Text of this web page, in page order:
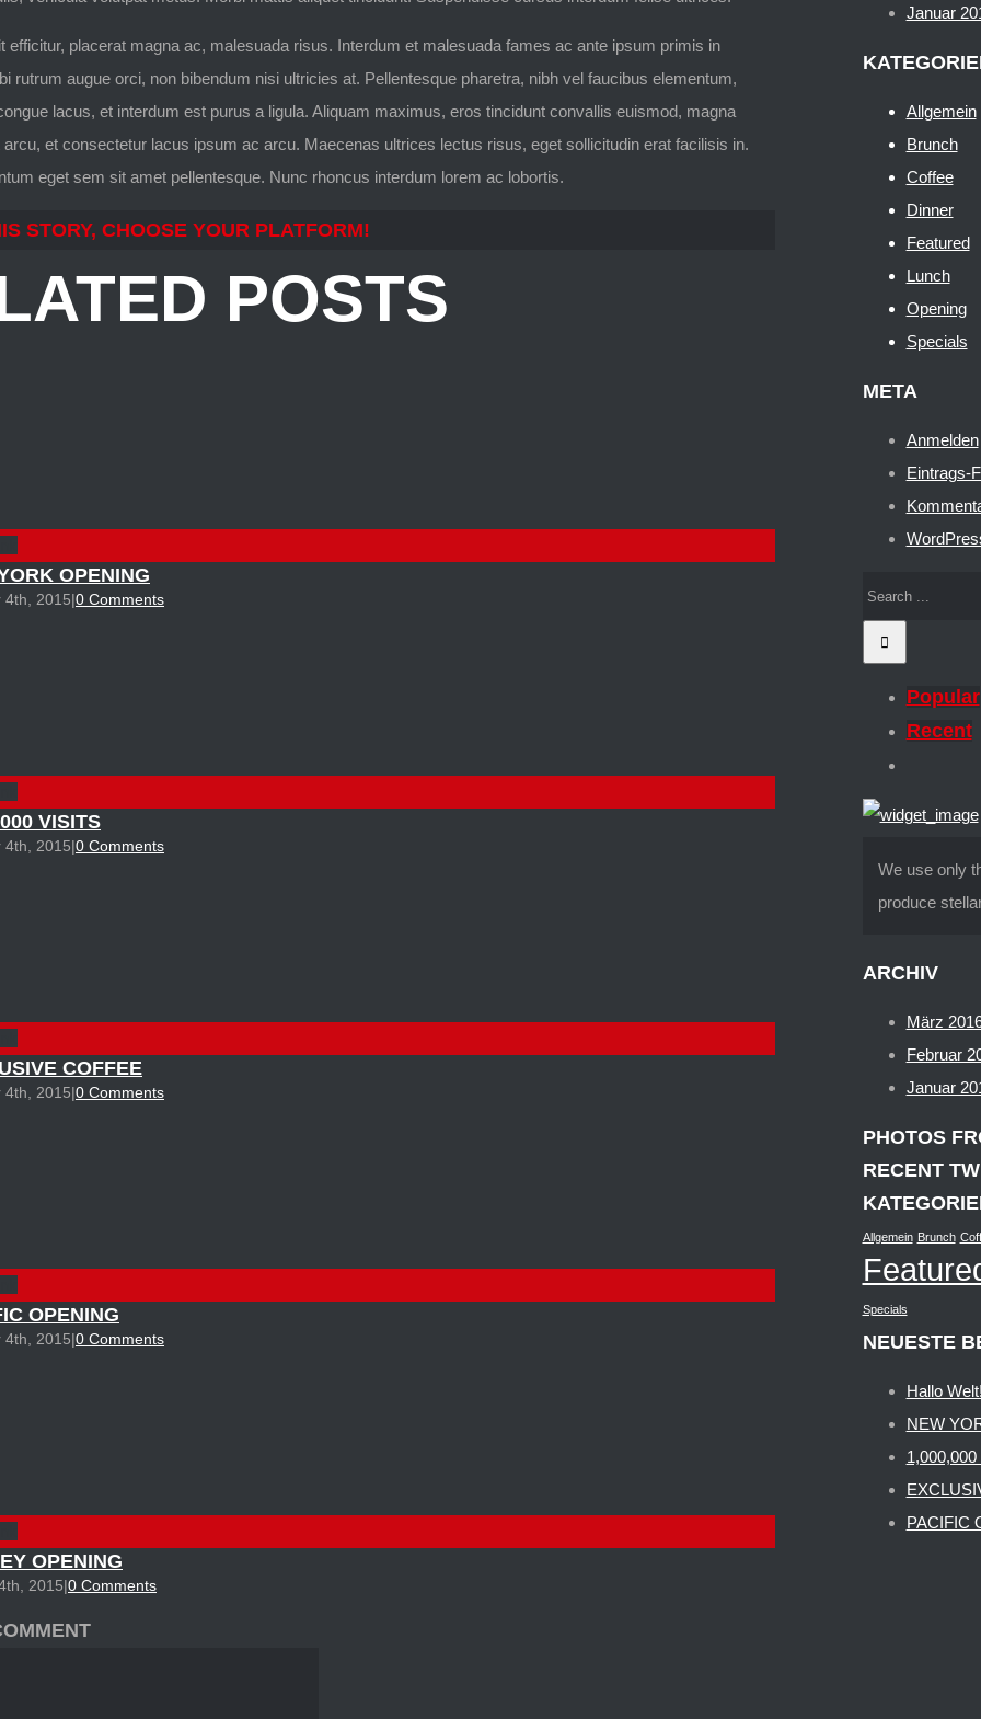
efficitur, placerat magna ac, malesuada risus. Interdum et malesuada fames ac ante ipsum primis in
rutrum augue orci, non bibendum nisi ultricies at. Pellentesque pharetra, nibh vel faucibus elementum,
lacus, et interdum est purus a ligula. Aliquam maximus, eros tincidunt convallis euismod, magna
arcu, et consectetur lacus ipsum ac arcu. Maecenas ultrices lectus risus, eget sollicitudin erat facilisis in.
eget sem sit amet pellentesque. Nunc rhoncus interdum lorem ac lobortis.
STORY, CHOOSE YOUR PLATFORM!
POSTS
OPENING
4th, 2015|0 Comments
VISITS
4th, 2015|0 Comments
COFFEE
4th, 2015|0 Comments
OPENING
4th, 2015|0 Comments
OPENING
2015|0 Comments
Januar
Allgemein
Brunch
Coffee
Dinner
Featured
Lunch
Opening
Specials
META
Anmelden
Eintrags-
Popular
Recent
We use only
produce
ARCHIV
März
Februar
Januar
PHOTOS
RECENT
Allgemein Brunch
Specials
NEUESTE
Hallo
NEW
PACIFIC